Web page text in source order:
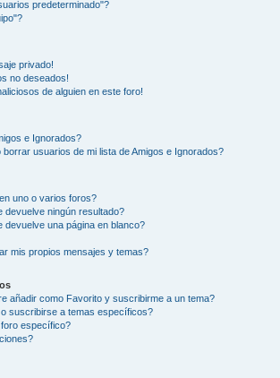
predeterminado"?
privado!
no deseados!
de alguien en este foro!
e Ignorados?
usuarios de mi lista de Amigos e Ignorados?
uno o varios foros?
devuelve ningún resultado?
devuelve una página en blanco?
mis propios mensajes y temas?
añadir como Favorito y suscribirme a un tema?
suscribirse a temas específicos?
específico?